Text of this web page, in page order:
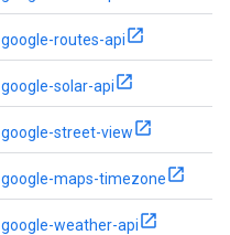
google-routes-api
google-solar-api
google-street-view
google-maps-timezone
google-weather-api